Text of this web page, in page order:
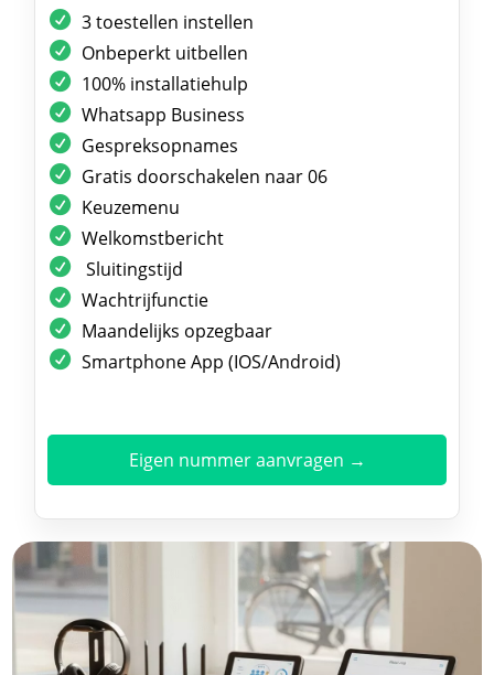
3 toestellen instellen
Onbeperkt uitbellen
100% installatiehulp
Whatsapp Business
Gespreksopnames
Gratis doorschakelen naar 06
Keuzemenu
Welkomstbericht
Sluitingstijd
Wachtrijfunctie
Maandelijks opzegbaar
Smartphone App (IOS/Android)
Eigen nummer aanvragen →